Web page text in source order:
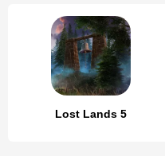
Lost Lands 5